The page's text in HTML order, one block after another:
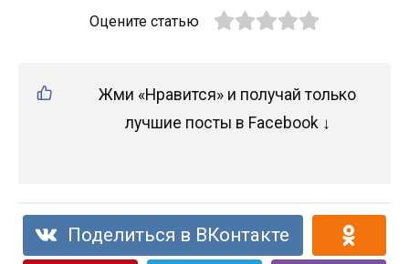
Оцените статью
Жми «Нравится» и получай только
лучшие посты в Facebook ↓
Поделиться в ВКонтакте